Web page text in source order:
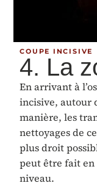
COUPE INCISIVE
4. La
En arrivant à
incisive, autour
manière, les
nettoyages de
plus droit
peut être fait en
niveau.